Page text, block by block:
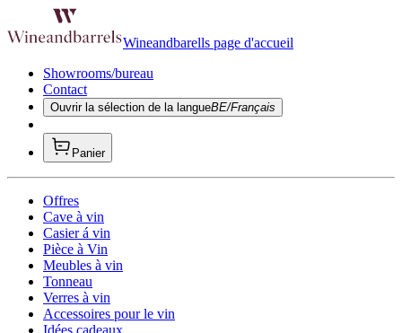
Wineandbarells page d'accueil
Showrooms/bureau
Contact
Ouvrir la sélection de la langueBE/Français
Panier
Offres
Cave à vin
Casier á vin
Pièce à Vin
Meubles à vin
Tonneau
Verres à vin
Accessoires pour le vin
Idées cadeaux